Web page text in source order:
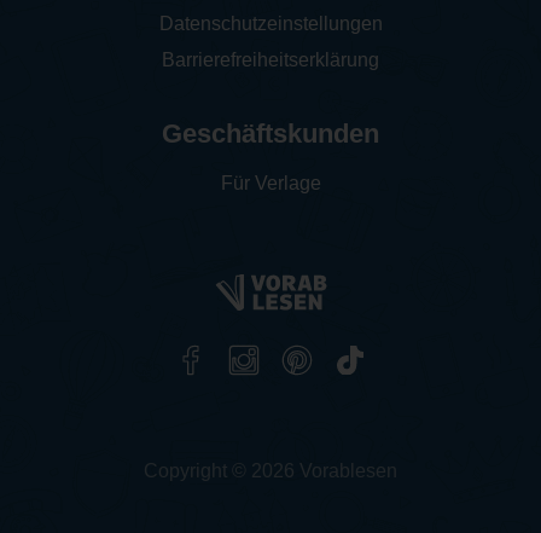
Datenschutzeinstellungen
Barrierefreiheitserklärung
Geschäftskunden
Für Verlage
Copyright © 2026 Vorablesen